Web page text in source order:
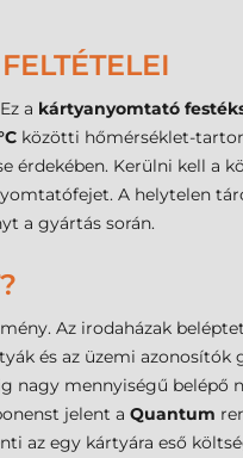
a kártyanyomtató
közötti hőmérséklet-
érdekében. Kerülni kell a
A helytelen
a gyártás során.
Az irodaházak
és az üzemi azonosítók
nagy mennyiségű belépő
jelent a Quantum
az egy kártyára eső